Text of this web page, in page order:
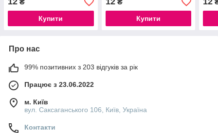
₴
Купити
₴
Купити
Про нас
99% позитивних з 203 відгуків за рік
Працює з 23.06.2022
м. Київ
вул. Саксаганського 106, Київ, Україна
Контакти